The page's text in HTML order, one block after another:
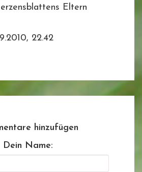
Eltern
22.42
hinzufügen
Dein Name: